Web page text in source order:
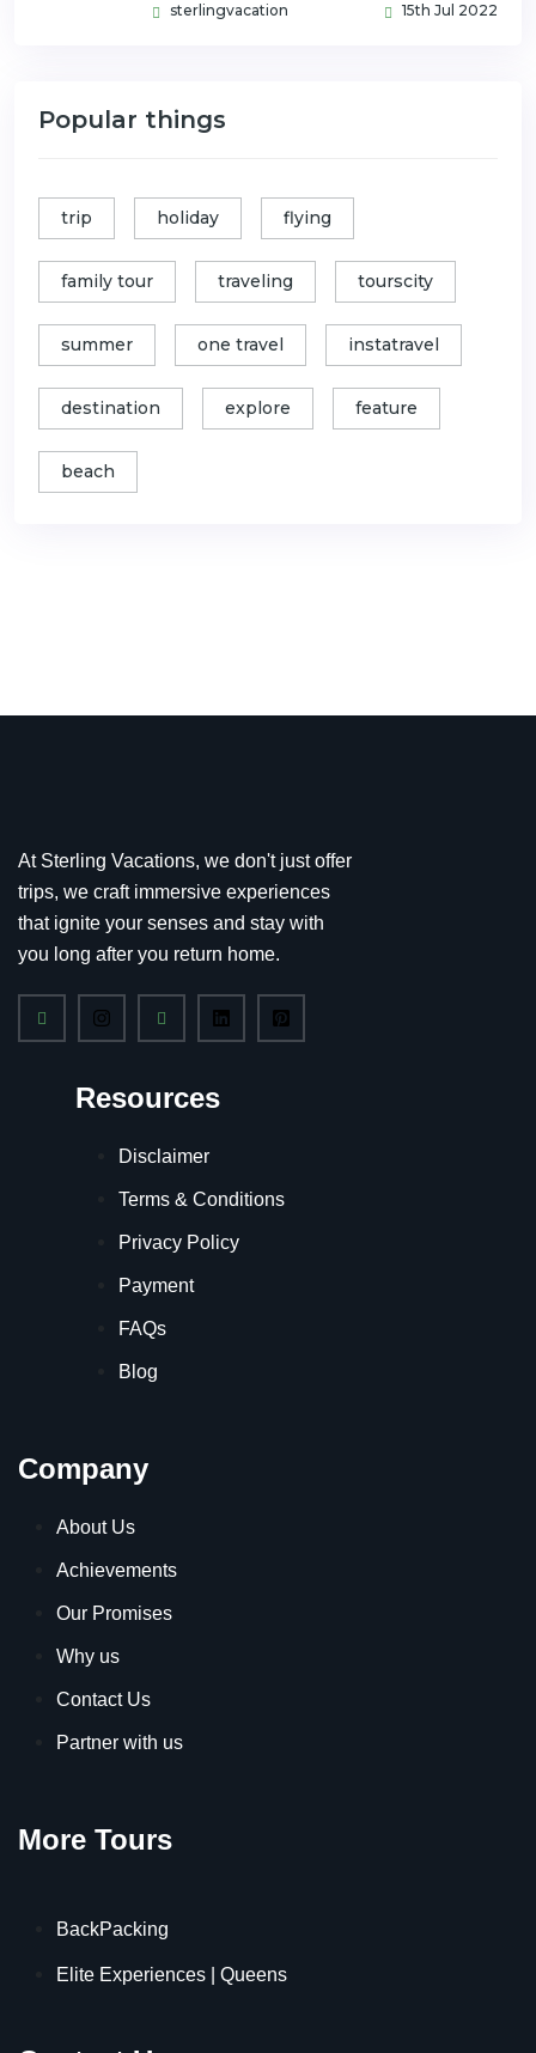
sterlingvacation 15th Jul 2022
Popular things
trip holiday flying
family tour traveling tourscity
summer one travel instatravel
destination explore feature
beach
At Sterling Vacations, we don't just offer
trips, we craft immersive experiences
that ignite your senses and stay with
you long after you return home.
Resources
Disclaimer
Terms & Conditions
Privacy Policy
Payment
FAQs
Blog
Company
About Us
Achievements
Our Promises
Why us
Contact Us
Partner with us
More Tours
BackPacking
Elite Experiences | Queens